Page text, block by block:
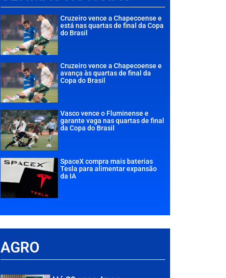
Cruzeiro vence a Chapecoense e
está nas quartas de final da Copa
do Brasil
Cruzeiro vence a Chapecoense e
avança às quartas de final da
Copa do Brasil
Vasco vence o Fluminense e
garante vaga nas quartas de final
da Copa do Brasil
SpaceX compra mais baterias
Tesla para alimentar expansão
da IA
AGRO